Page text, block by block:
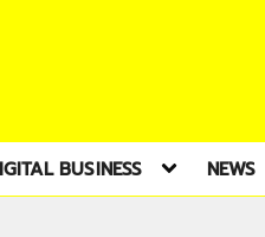
BUSINESS NEWS